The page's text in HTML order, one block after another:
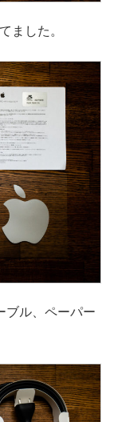
ました。
ブル、ペーパー